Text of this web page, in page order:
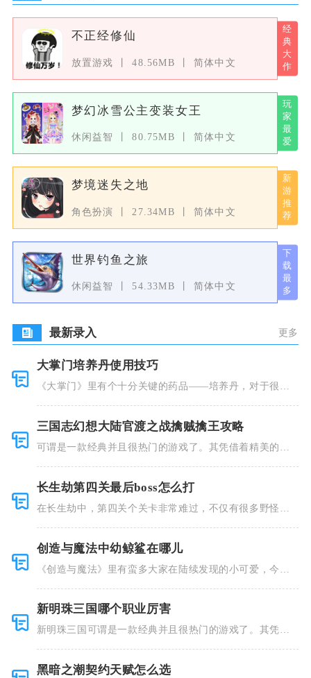
不正经修仙
放置游戏 48.56MB 简体中文
梦幻冰雪公主变装女王
休闲益智 80.75MB 简体中文
梦境迷失之地
角色扮演 27.34MB 简体中文
世界钓鱼之旅
休闲益智 54.33MB 简体中文
最新录入 更多
大掌门培养丹使用技巧
《大掌门》里有个十分关键的药品——培养丹，对于很多
三国志幻想大陆官渡之战擒贼擒王攻略
可谓是一款经典并且很热门的游戏了。其凭借着精美的画
长生劫第四关最后boss怎么打
在长生劫中，第四关个关卡非常难过，不仅有很多野怪，
创造与魔法中幼鲸鲨在哪儿
《创造与魔法》里有蛮多大家在陆续发现的小可爱，今天
新明珠三国哪个职业厉害
新明珠三国可谓是一款经典并且很热门的游戏了。其凭借
黑暗之潮契约天赋怎么选